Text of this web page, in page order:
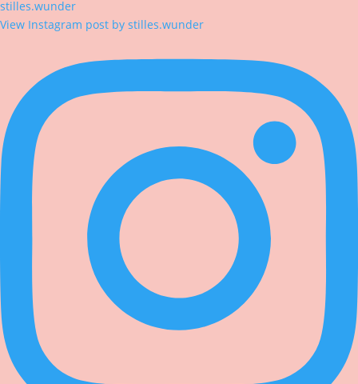
stilles.wunder
View Instagram post by stilles.wunder